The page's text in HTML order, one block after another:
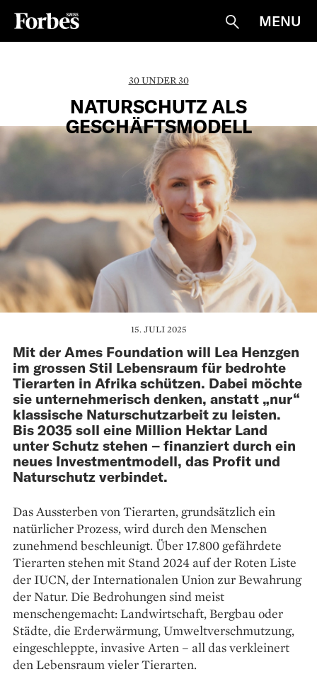
Suche
MENU
30 UNDER 30
NATURSCHUTZ ALS
GESCHÄFTSMODELL
15. JULI 2025
Mit der Ames Foundation will Lea Henzgen
im grossen Stil Lebensraum für bedrohte
Tierarten in Afrika schützen. Dabei möchte
sie unternehmerisch denken, anstatt „nur“
klassische Naturschutzarbeit zu leisten.
Bis 2035 soll eine Million Hektar Land
unter Schutz stehen – finanziert durch ein
neues Investmentmodell, das Profit und
Naturschutz verbindet.
Das Aussterben von Tierarten, grundsätzlich ein
natürlicher Prozess, wird durch den Menschen
zunehmend beschleunigt. Über 17.800 gefährdete
Tierarten stehen mit Stand 2024 auf der Roten Liste
der IUCN, der Internationalen Union zur Bewahrung
der Natur. Die Bedrohungen sind meist
menschengemacht: Landwirtschaft, Bergbau oder
Städte, die Erderwärmung, Umweltverschmutzung,
eingeschleppte, ­invasive Arten – all das verkleinert
den Lebensraum vieler Tierarten.